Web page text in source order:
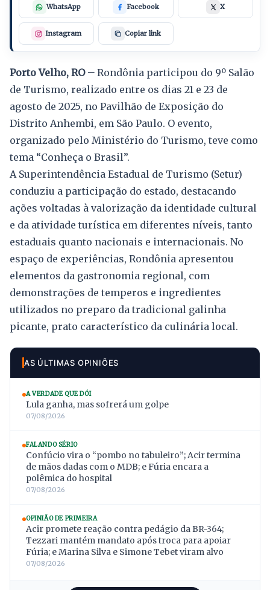
WhatsApp Facebook X
Instagram Copiar link
Porto Velho, RO – Rondônia participou do 9º Salão
de Turismo, realizado entre os dias 21 e 23 de
agosto de 2025, no Pavilhão de Exposição do
Distrito Anhembi, em São Paulo. O evento,
organizado pelo Ministério do Turismo, teve como
tema “Conheça o Brasil”.
A Superintendência Estadual de Turismo (Setur)
conduziu a participação do estado, destacando
ações voltadas à valorização da identidade cultural
e da atividade turística em diferentes níveis, tanto
estaduais quanto nacionais e internacionais. No
espaço de experiências, Rondônia apresentou
elementos da gastronomia regional, com
demonstrações de temperos e ingredientes
utilizados no preparo da tradicional galinha
picante, prato característico da culinária local.
AS ÚLTIMAS OPINIÕES
A VERDADE QUE DÓI
Lula ganha, mas sofrerá um golpe
07/08/2026
FALANDO SÉRIO
Confúcio vira o “pombo no tabuleiro”; Acir termina
de mãos dadas com o MDB; e Fúria encara a
polêmica do hospital
07/08/2026
OPINIÃO DE PRIMEIRA
Acir promete reação contra pedágio da BR-364;
Tezzari mantém mandato após troca para apoiar
Fúria; e Marina Silva e Simone Tebet viram alvo
07/08/2026